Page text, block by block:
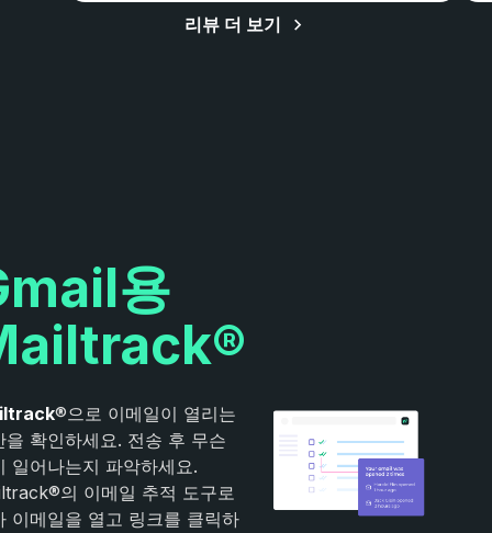
리뷰 더 보기
용
®으로 이메일이 열리는
을 확인하세요. 전송 후 무슨
일어나는지 파악하세요.
의 이메일 추적 도구로
이메일을 열고 링크를 클릭하